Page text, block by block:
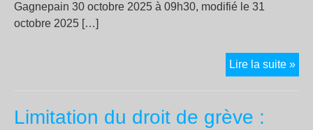
Gagnepain 30 octobre 2025 à 09h30, modifié le 31
octobre 2025 […]
Lire la suite »
liés
Limitation du droit de grève :